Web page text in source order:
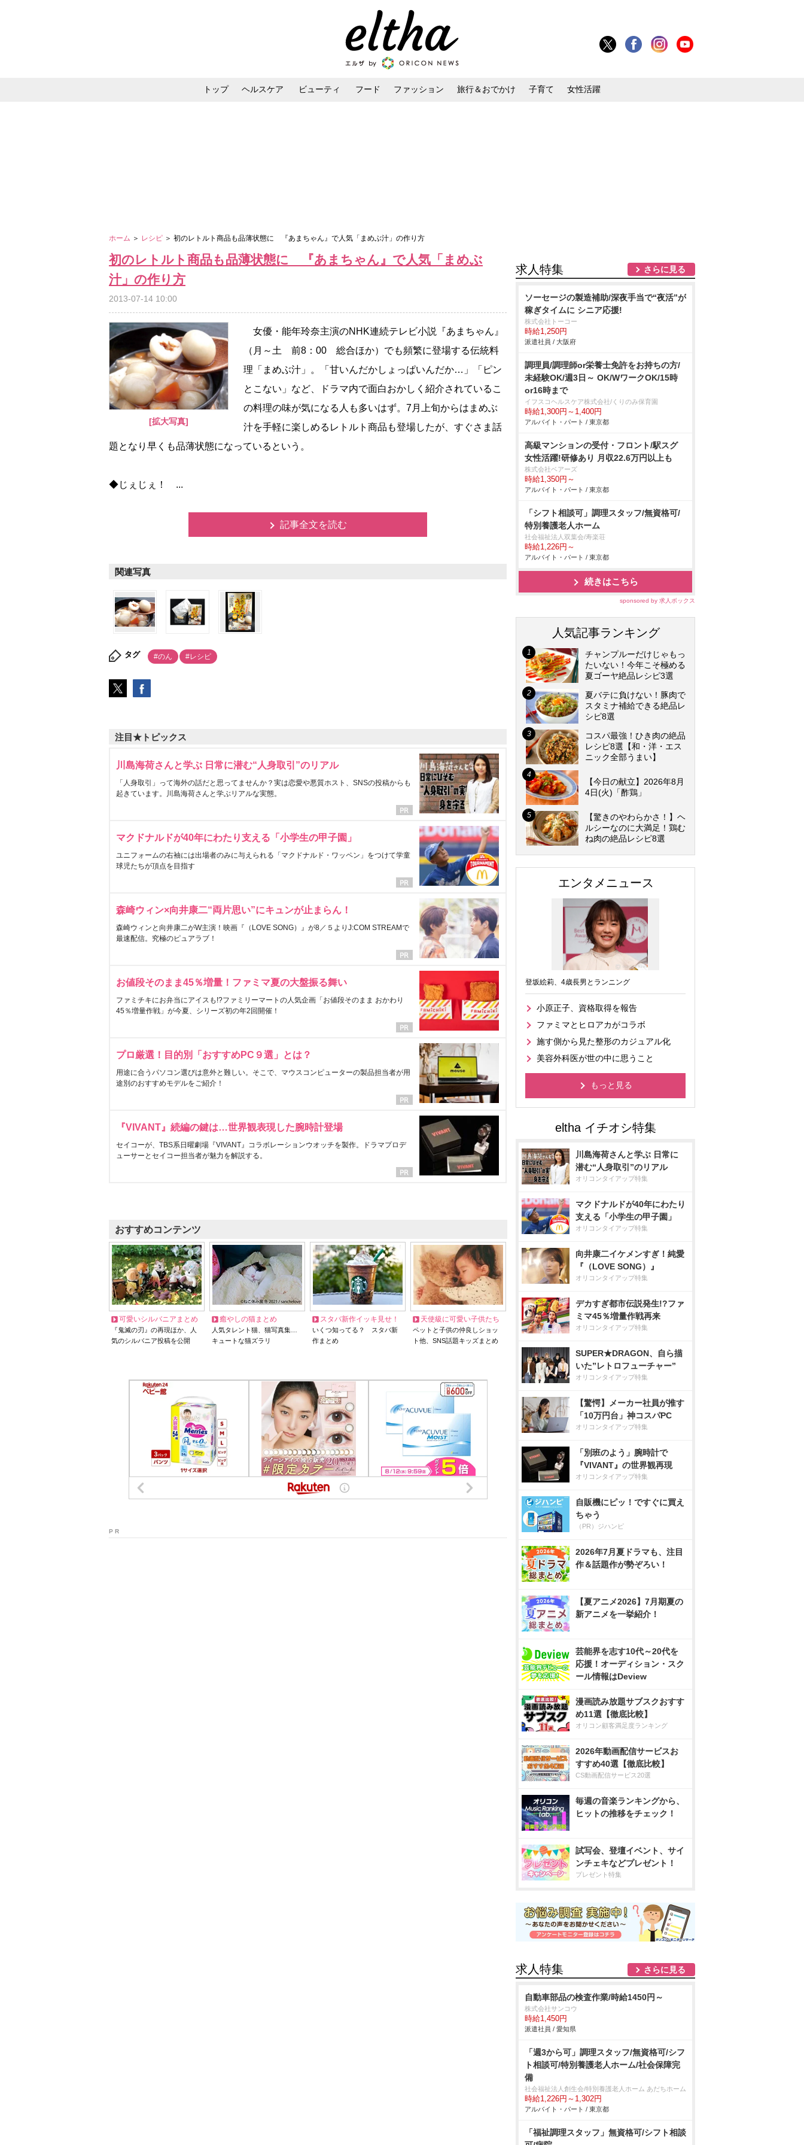
トップ ヘルスケア ビューティ フード ファッション 旅行＆おでかけ 子育て 女性活躍
ホーム ＞ レシピ ＞ 初のレトルト商品も品薄状態に 『あまちゃん』で人気「まめぶ汁」の作り方
初のレトルト商品も品薄状態に 『あまちゃん』で人気「まめぶ
汁」の作り方
2013-07-14 10:00
[拡大写真]
女優・能年玲奈主演のNHK連続テレビ小説『あまちゃん』
（月～土 前8：00 総合ほか）でも頻繁に登場する伝統料
理「まめぶ汁」。「甘いんだかしょっぱいんだか…」「ピン
とこない」など、ドラマ内で面白おかしく紹介されているこ
の料理の味が気になる人も多いはず。7月上旬からはまめぶ
汁を手軽に楽しめるレトルト商品も登場したが、すぐさま話
題となり早くも品薄状態になっているという。
◆じぇじぇ！ ...
記事全文を読む
関連写真
タグ #のん #レシピ
注目★トピックス
川島海荷さんと学ぶ 日常に潜む“人身取引”のリアル
「人身取引」って海外の話だと思ってませんか？実は恋愛や悪質ホスト、SNSの投稿からも
起きています。川島海荷さんと学ぶリアルな実態。
マクドナルドが40年にわたり支える「小学生の甲子園」
ユニフォームの右袖には出場者のみに与えられる「マクドナルド・ワッペン」をつけて学童
球児たちが頂点を目指す
森崎ウィン×向井康二“両片思い”にキュンが止まらん！
森崎ウィンと向井康二がW主演！映画『（LOVE SONG）』が8／５よりJ:COM STREAMで
最速配信。究極のピュアラブ！
お値段そのまま45％増量！ファミマ夏の大盤振る舞い
ファミチキにお弁当にアイスも!?ファミリーマートの人気企画「お値段そのまま おかわり
45％増量作戦」が今夏、シリーズ初の年2回開催！
プロ厳選！目的別「おすすめPC９選」とは？
用途に合うパソコン選びは意外と難しい。そこで、マウスコンピューターの製品担当者が用
途別のおすすめモデルをご紹介！
『VIVANT』続編の鍵は…世界観表現した腕時計登場
セイコーが、TBS系日曜劇場『VIVANT』コラボレーションウオッチを製作。ドラマプロデ
ューサーとセイコー担当者が魅力を解説する。
おすすめコンテンツ
可愛いシルバニアまとめ
『鬼滅の刃』の再現ほか、人
気のシルバニア投稿を公開
癒やしの猫まとめ
人気タレント猫、猫写真集…
キュートな猫ズラリ
スタバ新作イッキ見せ！
いくつ知ってる？ スタバ新
作まとめ
天使級に可愛い子供たち
ペットと子供の仲良しショッ
ト他、SNS話題キッズまとめ
P R
求人特集 さらに見る
ソーセージの製造補助/深夜手当で“夜活”が
稼ぎタイムに シニア応援!
株式会社トーコー
時給1,250円
派遣社員 / 大阪府
調理員/調理師or栄養士免許をお持ちの方/
未経験OK/週3日～ OK/WワークOK/15時
or16時まで
イフスコヘルスケア株式会社/くりのみ保育園
時給1,300円～1,400円
アルバイト・パート / 東京都
高級マンションの受付・フロント/駅スグ
女性活躍!研修あり 月収22.6万円以上も
株式会社ベアーズ
時給1,350円～
アルバイト・パート / 東京都
「シフト相談可」調理スタッフ/無資格可/
特別養護老人ホーム
社会福祉法人双葉会/寿楽荘
時給1,226円～
アルバイト・パート / 東京都
続きはこちら
sponsored by 求人ボックス
人気記事ランキング
チャンプルーだけじゃもっ
たいない！今年こそ極める
夏ゴーヤ絶品レシピ3選
夏バテに負けない！豚肉で
スタミナ補給できる絶品レ
シピ8選
コスパ最強！ひき肉の絶品
レシピ8選【和・洋・エス
ニック全部うまい】
【今日の献立】2026年8月
4日(火)「酢鶏」
【驚きのやわらかさ！】ヘ
ルシーなのに大満足！鶏む
ね肉の絶品レシピ8選
エンタメニュース
登坂絵莉、4歳長男とランニング
小原正子、資格取得を報告
ファミマとヒロアカがコラボ
施す側から見た整形のカジュアル化
美容外科医が世の中に思うこと
もっと見る
川島海荷さんと学ぶ 日常に
潜む“人身取引”のリアル
オリコンタイアップ特集
マクドナルドが40年にわたり
支える「小学生の甲子園」
オリコンタイアップ特集
向井康二イケメンすぎ！純愛
『（LOVE SONG）』
オリコンタイアップ特集
デカすぎ都市伝説発生!?ファ
ミマ45％増量作戦再来
オリコンタイアップ特集
SUPER★DRAGON、自ら描
いた”レトロフューチャー”
オリコンタイアップ特集
【驚愕】メーカー社員が推す
「10万円台」神コスパPC
オリコンタイアップ特集
「別班のよう」腕時計で
『VIVANT』の世界観再現
オリコンタイアップ特集
自販機にピッ！ですぐに買え
ちゃう
（PR）ジハンピ
2026年7月夏ドラマも、注目
作＆話題作が勢ぞろい！
【夏アニメ2026】7月期夏の
新アニメを一挙紹介！
芸能界を志す10代～20代を
応援！オーディション・スク
ール情報はDeview
漫画読み放題サブスクおすす
め11選【徹底比較】
オリコン顧客満足度ランキング
2026年動画配信サービスお
すすめ40選【徹底比較】
CS動画配信サービス20選
毎週の音楽ランキングから、
ヒットの推移をチェック！
試写会、登壇イベント、サイ
ンチェキなどプレゼント！
プレゼント特集
求人特集 さらに見る
自動車部品の検査作業/時給1450円～
株式会社サンコウ
時給1,450円
派遣社員 / 愛知県
「週3から可」調理スタッフ/無資格可/シフ
ト相談可/特別養護老人ホーム/社会保障完
備
社会福祉法人創生会/特別養護老人ホーム あだちホーム
時給1,226円～1,302円
アルバイト・パート / 東京都
「福祉調理スタッフ」無資格可/シフト相談